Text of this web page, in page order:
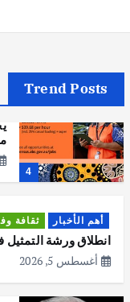
Trend Posts
4
أهم الأخبار ثقافة
انطلاق ورشة التمثيل
أغسطس 5, 2026